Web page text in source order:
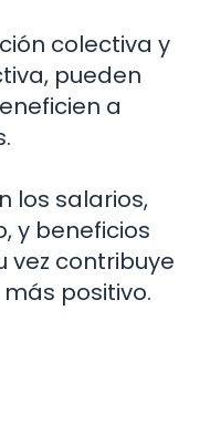
colectiva y
pueden
a
los salarios,
y beneficios
vez contribuye
positivo.